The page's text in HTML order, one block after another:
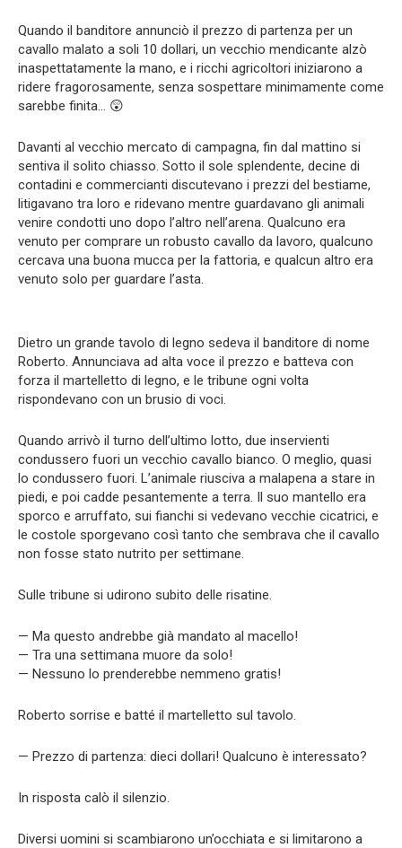
Quando il banditore annunciò il prezzo di partenza per un
cavallo malato a soli 10 dollari, un vecchio mendicante alzò
inaspettatamente la mano, e i ricchi agricoltori iniziarono a
ridere fragorosamente, senza sospettare minimamente come
sarebbe finita… 😲
Davanti al vecchio mercato di campagna, fin dal mattino si
sentiva il solito chiasso. Sotto il sole splendente, decine di
contadini e commercianti discutevano i prezzi del bestiame,
litigavano tra loro e ridevano mentre guardavano gli animali
venire condotti uno dopo l’altro nell’arena. Qualcuno era
venuto per comprare un robusto cavallo da lavoro, qualcuno
cercava una buona mucca per la fattoria, e qualcun altro era
venuto solo per guardare l’asta.
Dietro un grande tavolo di legno sedeva il banditore di nome
Roberto. Annunciava ad alta voce il prezzo e batteva con
forza il martelletto di legno, e le tribune ogni volta
rispondevano con un brusio di voci.
Quando arrivò il turno dell’ultimo lotto, due inservienti
condussero fuori un vecchio cavallo bianco. O meglio, quasi
lo condussero fuori. L’animale riusciva a malapena a stare in
piedi, e poi cadde pesantemente a terra. Il suo mantello era
sporco e arruffato, sui fianchi si vedevano vecchie cicatrici, e
le costole sporgevano così tanto che sembrava che il cavallo
non fosse stato nutrito per settimane.
Sulle tribune si udirono subito delle risatine.
— Ma questo andrebbe già mandato al macello!
— Tra una settimana muore da solo!
— Nessuno lo prenderebbe nemmeno gratis!
Roberto sorrise e batté il martelletto sul tavolo.
— Prezzo di partenza: dieci dollari! Qualcuno è interessato?
In risposta calò il silenzio.
Diversi uomini si scambiarono un’occhiata e si limitarono a